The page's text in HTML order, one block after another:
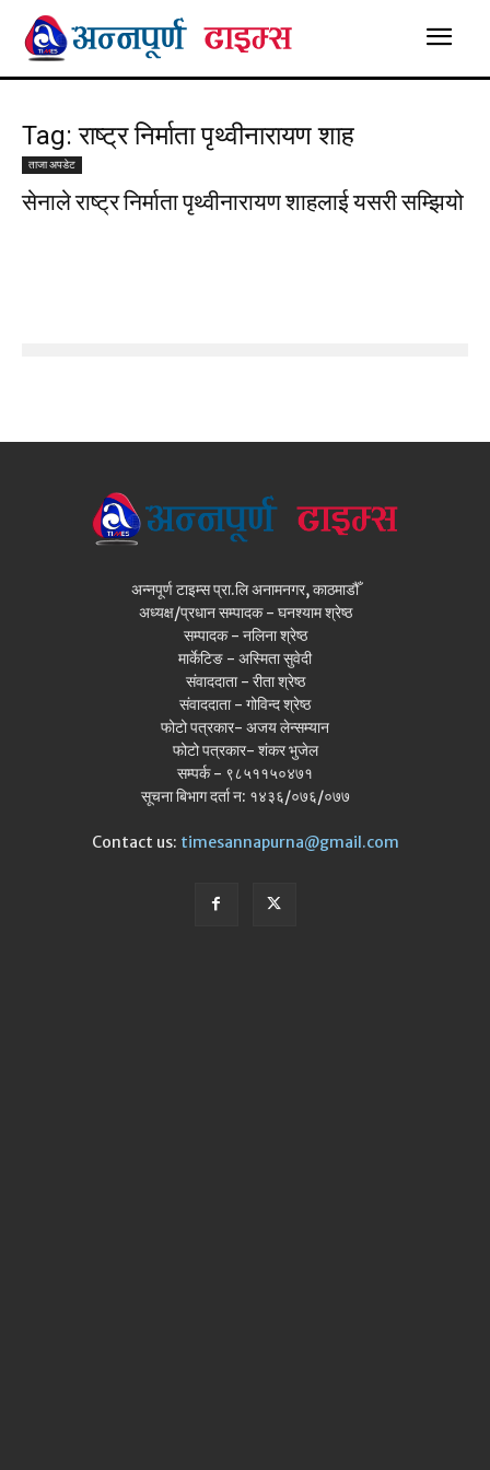
Tag: राष्ट्र निर्माता पृथ्वीनारायण शाह
ताजा अपडेट
सेनाले राष्ट्र निर्माता पृथ्वीनारायण शाहलाई यसरी सम्झियो
अन्नपूर्ण टाइम्स प्रा.लि अनामनगर, काठमाडौँ
अध्यक्ष/प्रधान सम्पादक - घनश्याम श्रेष्ठ
सम्पादक - नलिना श्रेष्ठ
मार्केटिङ - अस्मिता सुवेदी
संवाददाता - रीता श्रेष्ठ
संवाददाता - गोविन्द श्रेष्ठ
फोटो पत्रकार- अजय लेन्सम्यान
फोटो पत्रकार- शंकर भुजेल
सम्पर्क - ९८५११५०४७१
सूचना बिभाग दर्ता न: १४३६/०७६/०७७
Contact us: timesannapurna@gmail.com